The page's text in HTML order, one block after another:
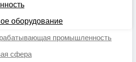
оборудование
промышленность
сфера